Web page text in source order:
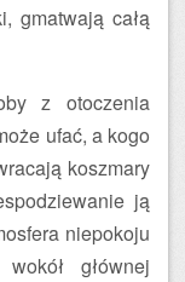
gmatwają całą
z otoczenia
ufać, a kogo
koszmary
ją
niepokoju
głównej